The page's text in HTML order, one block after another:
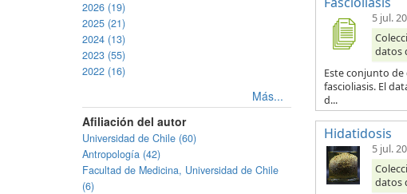
2026 (19)
2025 (21)
2024 (13)
2023 (55)
2022 (16)
Más...
Afiliación del autor
Universidad de Chile (60)
Antropología (42)
Facultad de Medicina, Universidad de Chile
(6)
5 jul.
datos
Este conjunto
fascioliasis. El
d...
Hidatidosis
5 jul.
datos